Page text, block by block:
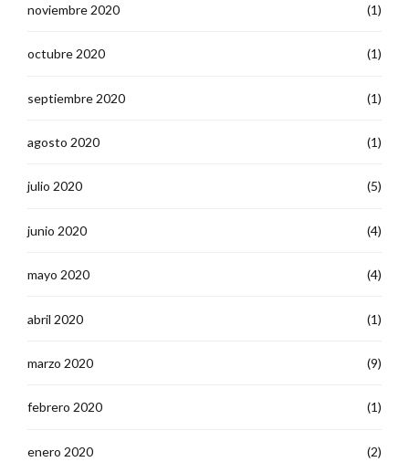
noviembre 2020 (1)
octubre 2020 (1)
septiembre 2020 (1)
agosto 2020 (1)
julio 2020 (5)
junio 2020 (4)
mayo 2020 (4)
abril 2020 (1)
marzo 2020 (9)
febrero 2020 (1)
enero 2020 (2)